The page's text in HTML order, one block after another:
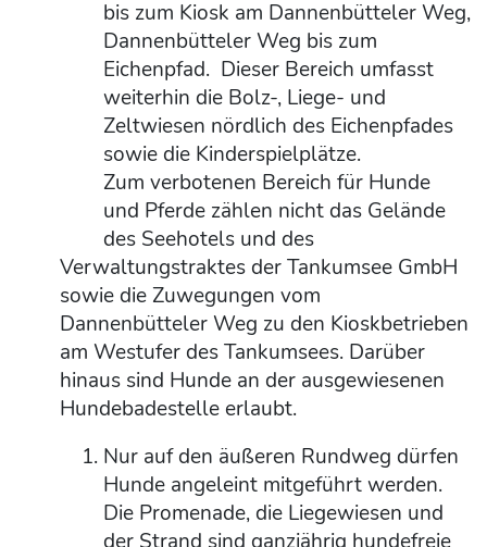
bis zum Kiosk am Dannenbütteler Weg,
Dannenbütteler Weg bis zum
Eichenpfad. Dieser Bereich umfasst
weiterhin die Bolz-, Liege- und
Zeltwiesen nördlich des Eichenpfades
sowie die Kinderspielplätze.
Zum verbotenen Bereich für Hunde
und Pferde zählen nicht das Gelände
des Seehotels und des
Verwaltungstraktes der Tankumsee GmbH
sowie die Zuwegungen vom
Dannenbütteler Weg zu den Kioskbetrieben
am Westufer des Tankumsees. Darüber
hinaus sind Hunde an der ausgewiesenen
Hundebadestelle erlaubt.
Nur auf den äußeren Rundweg dürfen
Hunde angeleint mitgeführt werden.
Die Promenade, die Liegewiesen und
der Strand sind ganzjährig hundefreie